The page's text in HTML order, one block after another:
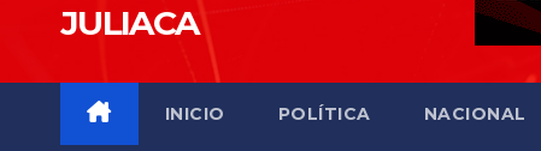
JULIACA
INICIO POLÍTICA NACIONAL